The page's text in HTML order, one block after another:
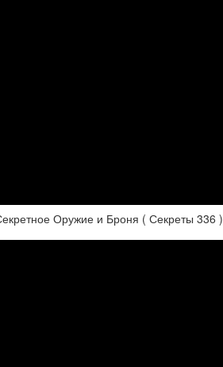
Оружие и Броня ( Секреты 336 )